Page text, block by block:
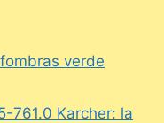
verde
761.0 Karcher: la